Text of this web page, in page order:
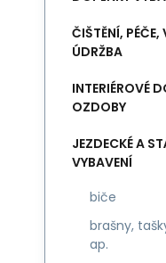
ČIŠTĚNÍ,
ÚDRŽBA
INTERIÉROVÉ
OZDOBY
JEZDECKÉ A
VYBAVENÍ
biče
brašny,
ap.